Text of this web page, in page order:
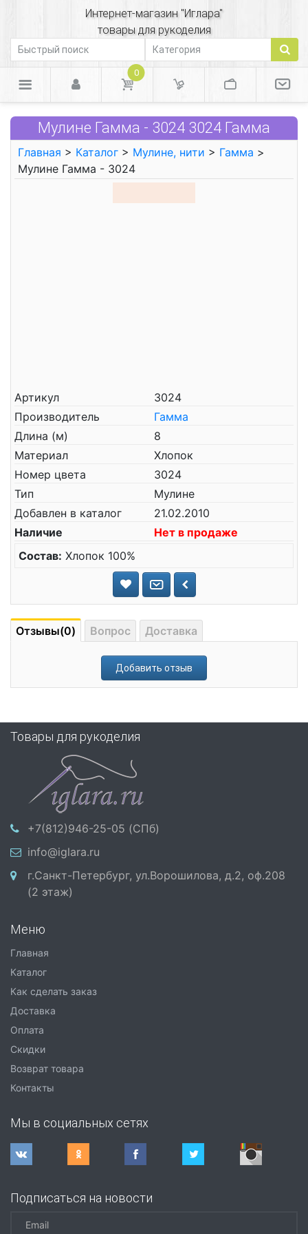
Интернет-магазин "Иглара"
товары для рукоделия
0
Мулине Гамма - 3024 3024 Гамма
Главная > Каталог > Мулине, нити > Гамма >
Мулине Гамма - 3024
Артикул
3024
Производитель
Гамма
Длина (м)
8
Материал
Хлопок
Номер цвета
3024
Тип
Мулине
Добавлен в каталог
21.02.2010
Наличие
Нет в продаже
Состав: Хлопок 100%
Отзывы(0) Вопрос Доставка
Добавить отзыв
Товары для рукоделия
+7(812)946-25-05 (СПб)
info@iglara.ru
г.Санкт-Петербург, ул.Ворошилова, д.2, оф.208
(2 этаж)
Меню
Главная
Каталог
Как сделать заказ
Доставка
Оплата
Скидки
Возврат товара
Контакты
Мы в социальных сетях
Подписаться на новости